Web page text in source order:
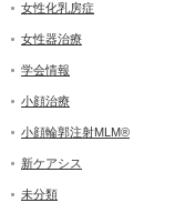
女性化乳房症
女性器治療
学会情報
小顔治療
小顔輪郭注射MLM®
新ケアシス
未分類